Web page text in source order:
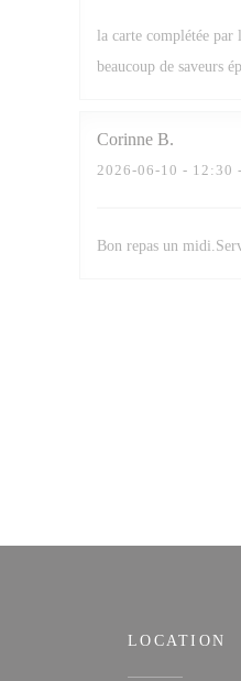
la carte complétée
beaucoup de saveurs
Corinne B
2026-06-10 - 12:30
Bon repas un
LOCATION